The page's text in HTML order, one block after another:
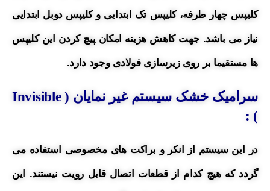
کلیپس چهار طرفه، کلیپس تک ابتدایی و کلیپس دوبل ابتدایی
نیاز می باشد. جهت کاهش هزینه امکان پیچ کردن این کلیپس
ها مستقیما بر روی زیرسازی فولادی وجود دارد.
سرامیک خشک سیستم غیر نمایان (Invisible
) :
در این سیستم از انکر و براکت های مخصوصی استفاده می
گردد که هیچ کدام از قطعات اتصال قابل رویت نیستند. این